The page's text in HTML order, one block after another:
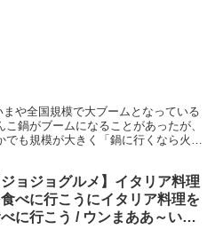
や全国規模で大ブームとなっている
鍋がブームになることがあったが、
でも規模が大きく「鍋に行くなら火
ジョジョグルメ】イタリア料理
べに行こうにイタリア料理を
に行こう / ウンまああ～い